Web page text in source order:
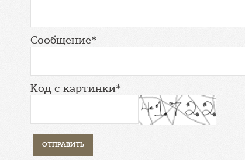
Сообщение*
Код с картинки*